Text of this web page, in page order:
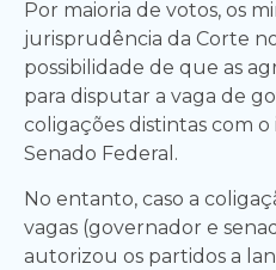
Por maioria de votos, os
jurisprudência da Corte
possibilidade de que as
para disputar a vaga de
coligações distintas com
Senado Federal.
No entanto, caso a
vagas (governador e
autorizou os partidos a